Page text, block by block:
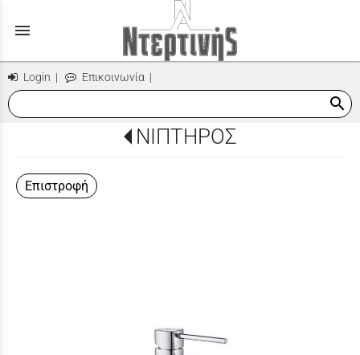
menu
Login | Επικοινωνία |
search
ΝΙΠΤΗΡΟΣ
Επιστροφή